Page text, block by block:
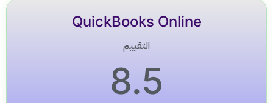
QuickBooks Online
التقييم
8.5